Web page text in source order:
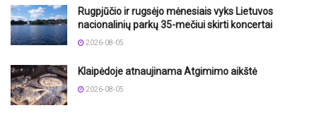
Rugpjūčio ir rugsėjo mėnesiais vyks Lietuvos
nacionalinių parkų 35-mečiui skirti koncertai
2026-08-05
Klaipėdoje atnaujinama Atgimimo aikštė
2026-08-05